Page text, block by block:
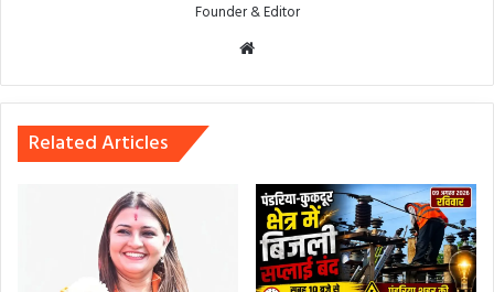
Founder & Editor
Related Articles